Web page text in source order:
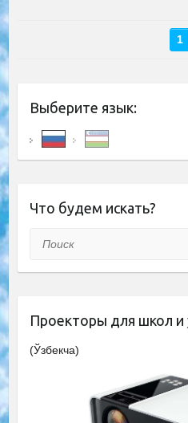
1
Выберите язык:
Что будем искать?
Поиск
Проекторы для школ и
(Ўзбекча)